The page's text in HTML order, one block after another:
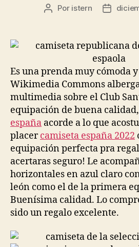
Autor
entrada
Por istern
Fecha
entrada
Es una prenda muy cómoda
Wikimedia Commons
multimedia sobre el Club
equipación de buena calidad,
españa acorde a lo que
placercamiseta españa 2022
equipación perfecta pra
acertaras seguro! Le
horizontales en azul claro
león como el de la primera
Buenísima calidad. Lo
sido un regalo excelente.